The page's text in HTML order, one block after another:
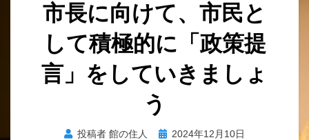
市長に向けて、市民と
して積極的に「政策提
言」をしていきましょ
う
投稿者 館の住人
投 2024年12月10日